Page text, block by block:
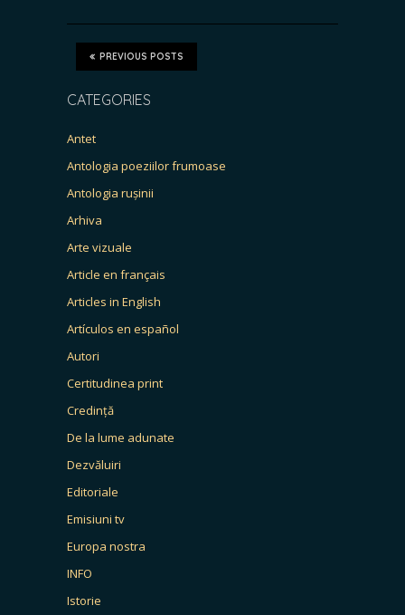
PREVIOUS POSTS
CATEGORIES
Antet
Antologia poeziilor frumoase
Antologia rușinii
Arhiva
Arte vizuale
Article en français
Articles in English
Artículos en español
Autori
Certitudinea print
Credință
De la lume adunate
Dezvăluiri
Editoriale
Emisiuni tv
Europa nostra
INFO
Istorie